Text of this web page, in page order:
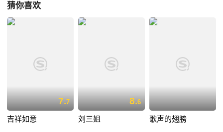
猜你喜欢
7.7
吉祥如意
8.6
刘三姐 歌声的翅膀